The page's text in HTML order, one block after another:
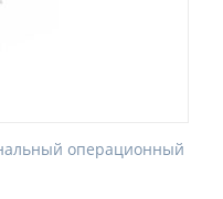
операционный